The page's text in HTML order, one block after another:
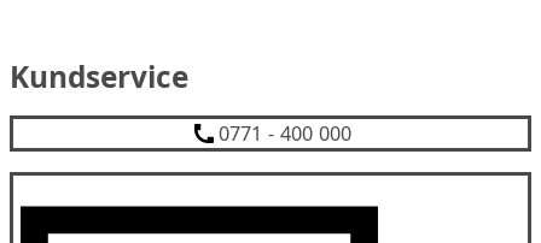
Kundservice
0771 - 400 000